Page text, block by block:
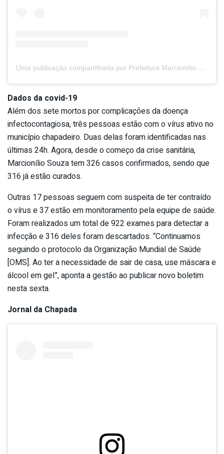
Uma publicação compartilhada por Prefeitura Marcionílio Souza (@prefeitura_marcioniliosouza)
Dados da covid-19
Além dos sete mortos por complicações da doença
infectocontagiosa, três pessoas estão com o vírus ativo no
município chapadeiro. Duas delas foram identificadas nas
últimas 24h. Agora, desde o começo da crise sanitária,
Marcionílio Souza tem 326 casos confirmados, sendo que
316 já estão curados.
Outras 17 pessoas seguem com suspeita de ter contraído
o vírus e 37 estão em monitoramento pela equipe de saúde.
Foram realizados um total de 922 exames para detectar a
infecção e 316 deles foram descartados. “Continuamos
seguindo o protocolo da Organização Mundial de Saúde
[OMS]. Ao ter a necessidade de sair de casa, use máscara e
álcool em gel”, aponta a gestão ao publicar novo boletim
nesta sexta.
Jornal da Chapada